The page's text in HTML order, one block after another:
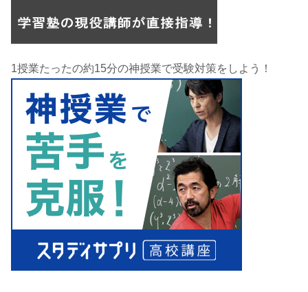
1授業たったの約15分の神授業で受験対策をしよう！